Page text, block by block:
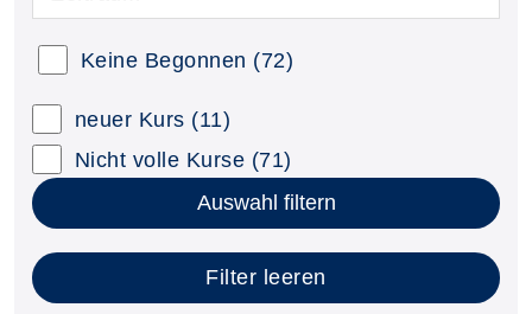
Keine Begonnen (72)
neuer Kurs (11)
Nicht volle Kurse (71)
Auswahl filtern
Filter leeren